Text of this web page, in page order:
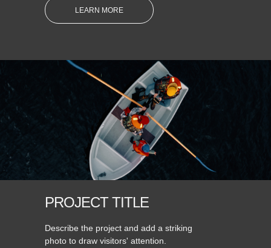
PROJECT TITLE
Describe the project and add a striking
photo to draw visitors' attention.
LEARN MORE